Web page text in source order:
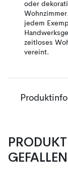
oder
jedem
zeitloses
vereint.
GEFALLEN